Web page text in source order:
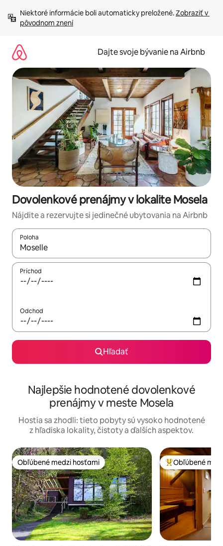
obsah.
Niektoré informácie boli automaticky preložené. Zobraziť v
pôvodnom znení
Dajte svoje bývanie na Airbnb
Dovolenkové prenájmy v lokalite Mosela
Nájdite a rezervujte si jedinečné ubytovania na Airbnb
Poloha
Keď budú výsledky k dispozícii, môžete si ich prechádzať
Príchod
Odchod
Hľadať
Najlepšie hodnotené dovolenkové
prenájmy v meste Mosela
Hostia sa zhodli: tieto pobyty sú vysoko hodnotené
z hľadiska lokality, čistoty a ďalších aspektov.
Obľúbené medzi hosťami
Obľúbené medzi hosťami Najobľúbenejšie
Obľúbené